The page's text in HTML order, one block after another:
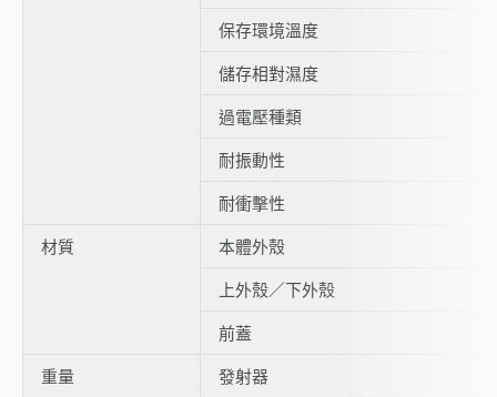
保存環境溫度
儲存相對濕度
過電壓種類
耐振動性
耐衝擊性
材質
本體外殼
上外殼／下外殼
前蓋
重量
發射器